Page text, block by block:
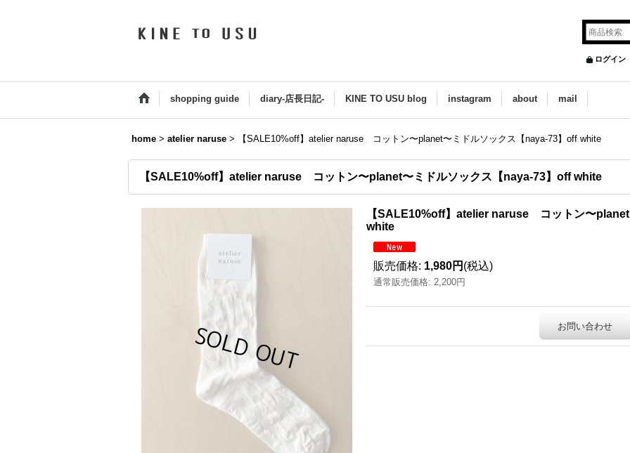
ログイン
shopping guide diary-店長日記- KINE TO USU blog instagram about mail
home > atelier naruse > 【SALE10%off】atelier naruse コットン〜planet〜ミドルソックス【naya-73】off white
【SALE10%off】atelier naruse コットン〜planet〜ミドルソックス【naya-73】off white
【SALE10%off】atelier naruse コットン〜
white
販売価格: 1,980円 (税込)
通常販売価格: 2,200円
お問い合わせ